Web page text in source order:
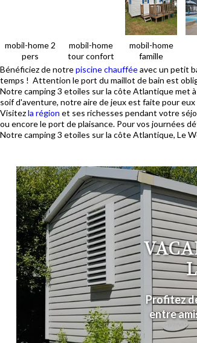
mobil-home 2
pers
mobil-home
tour confort
mobil-home
famille
Bénéficiez de notrepiscine chaufféeavec un petit
temps ! Attention le port du maillot de bain est
Notre camping 3 etoiles sur la côte Atlantique met
soif d'aventure, notre aire de jeux est faite pour eux
Visitezla région et ses richesses pendant votre
ou encore le port de plaisance. Pour vos journées
Notre camping 3 etoiles sur la côte Atlantique, Le
Profitez
entre